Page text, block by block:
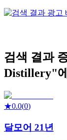
검색 결과
Distillery"
★0.0(0)
달모어 21년